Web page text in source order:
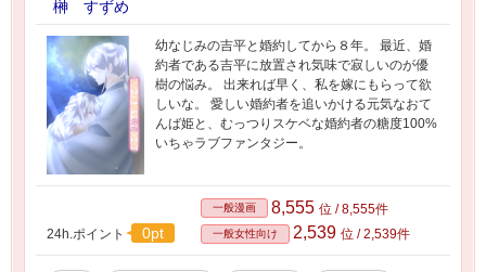
榊 すずめ
幼なじみの吉平と婚約してから８年。 最近、婚
約者である吉平に放置され気味で寂しいのが優
樹の悩み。 出来れば早く、私を嫁にもらって欲
しいな。 愛しい婚約者を追いかける元気なおて
んば姫と、むっつりスケベな婚約者の糖度100%
いちゃラブファンタジー。
24h.ポイント 0pt
一般漫画 8,555 位 / 8,555件
一般女性向け 2,539 位 / 2,539件